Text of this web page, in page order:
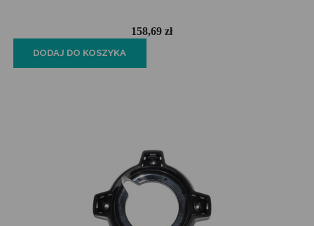
158,69 zł
DODAJ DO KOSZYKA